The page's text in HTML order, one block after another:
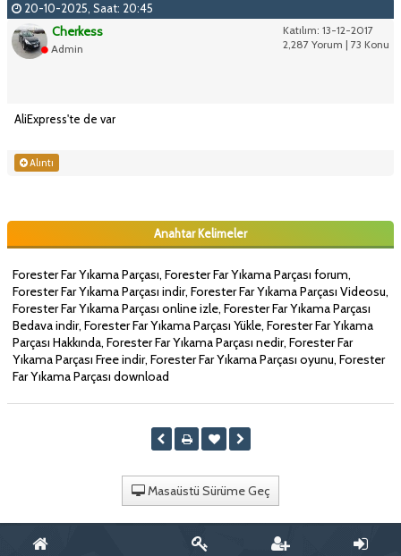
20-10-2025, Saat: 20:45
Katılım: 13-12-2017
2,287 Yorum | 73 Konu
Cherkess
Admin
AliExpress'te de var
Alıntı
Anahtar Kelimeler
Forester Far Yıkama Parçası, Forester Far Yıkama Parçası forum,
Forester Far Yıkama Parçası indir, Forester Far Yıkama Parçası Videosu,
Forester Far Yıkama Parçası online izle, Forester Far Yıkama Parçası
Bedava indir, Forester Far Yıkama Parçası Yükle, Forester Far Yıkama
Parçası Hakkında, Forester Far Yıkama Parçası nedir, Forester Far
Yıkama Parçası Free indir, Forester Far Yıkama Parçası oyunu, Forester
Far Yıkama Parçası download
Masaüstü Sürüme Geç